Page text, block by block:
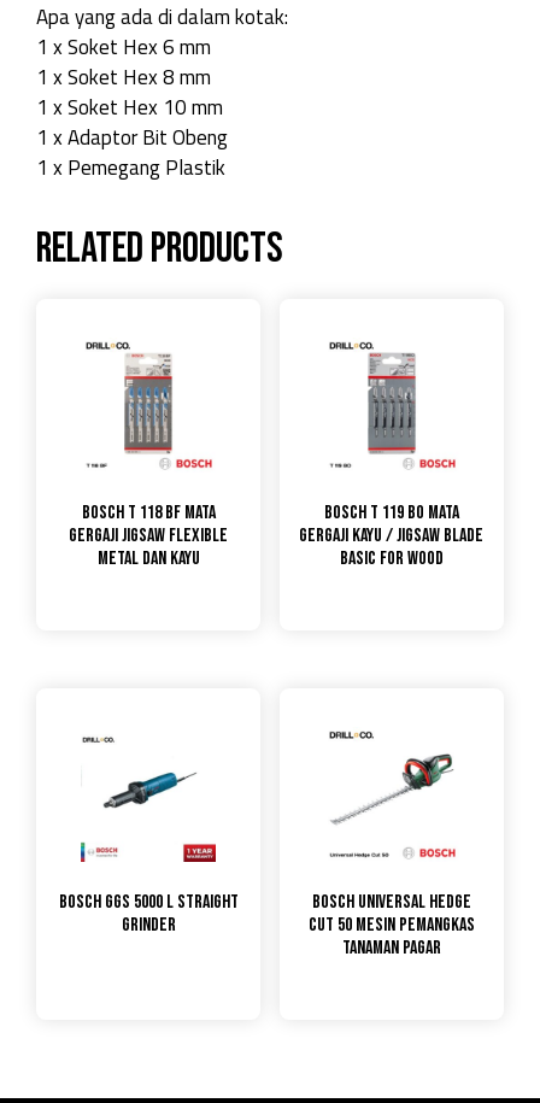
Apa yang ada di dalam kotak:
1 x Soket Hex 6 mm
1 x Soket Hex 8 mm
1 x Soket Hex 10 mm
1 x Adaptor Bit Obeng
1 x Pemegang Plastik
Related products
Bosch T 118 BF Mata
Gergaji Jigsaw Flexible
Metal dan Kayu
Bosch T 119 BO Mata
Gergaji Kayu / Jigsaw Blade
Basic for Wood
Bosch GGS 5000 L Straight
Grinder
Bosch Universal Hedge
Cut 50 Mesin Pemangkas
Tanaman Pagar